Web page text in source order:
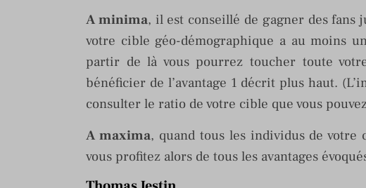
A minima, il est conseillé de gagner des fans
votre cible géo-démographique a au moins
partir de là vous pourrez toucher toute
bénéficier de l’avantage 1 décrit plus haut.
consulter le ratio de votre cible que vous
A maxima, quand tous les individus de votre
vous profitez alors de tous les avantages